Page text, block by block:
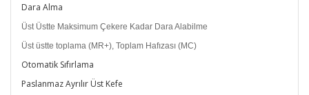
Dara Alma
Üst Üstte Maksimum Çekere Kadar Dara Alabilme
Üst üstte toplama (MR+), Toplam Hafızası (MC)
Otomatik Sıfırlama
Paslanmaz Ayrılır Üst Kefe